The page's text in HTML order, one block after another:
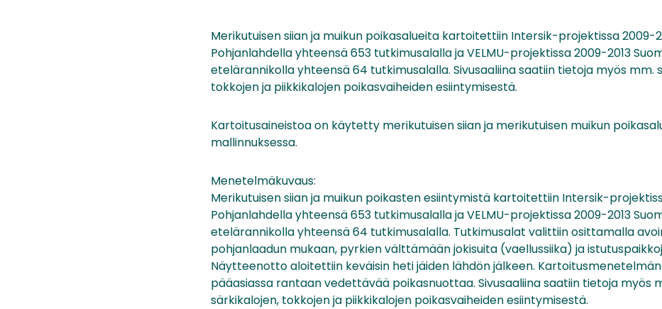
Merikutuisen siian ja muikun poikasalueita kartoitettiin Intersik-projektissa 2009-
Pohjanlahdella yhteensä 653 tutkimusalalla ja VELMU-projektissa 2009-2013
etelärannikolla yhteensä 64 tutkimusalalla. Sivusaaliina saatiin tietoja myös mm.
tokkojen ja piikkikalojen poikasvaiheiden esiintymisestä.
Kartoitusaineistoa on käytetty merikutuisen siian ja merikutuisen muikun
mallinnuksessa.
Menetelmäkuvaus:
Merikutuisen siian ja muikun poikasten esiintymistä kartoitettiin Intersik-
Pohjanlahdella yhteensä 653 tutkimusalalla ja VELMU-projektissa 2009-2013
etelärannikolla yhteensä 64 tutkimusalalla. Tutkimusalat valittiin osittamalla
pohjanlaadun mukaan, pyrkien välttämään jokisuita (vaellussiika) ja
Näytteenotto aloitettiin keväisin heti jäiden lähdön jälkeen.
pääasiassa rantaan vedettävää poikasnuottaa. Sivusaaliina saatiin tietoja myös
särkikalojen, tokkojen ja piikkikalojen poikasvaiheiden esiintymisestä.